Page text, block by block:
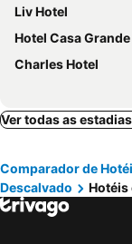
Liv Hotel
Hotel Casa Grande
Charles Hotel
Ver todas as
Comparador de
Descalvado
Hotéis